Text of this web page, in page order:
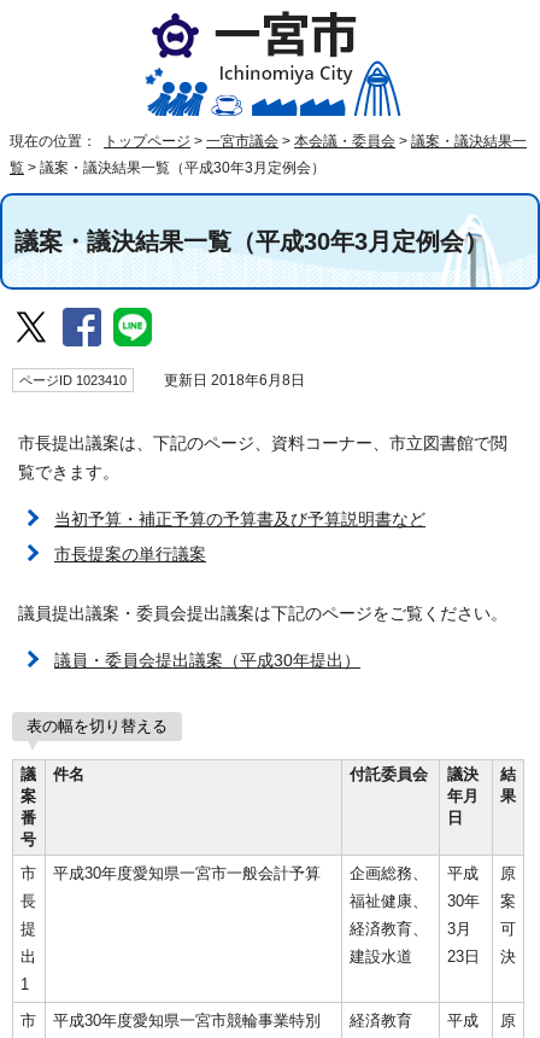
現在の位置： トップページ > 一宮市議会 > 本会議・委員会 > 議案・議決結果一
覧 > 議案・議決結果一覧（平成30年3月定例会）
議案・議決結果一覧（平成30年3月定例会）
ページID 1023410 更新日 2018年6月8日
市長提出議案は、下記のページ、資料コーナー、市立図書館で閲
覧できます。
当初予算・補正予算の予算書及び予算説明書など
市長提案の単行議案
議員提出議案・委員会提出議案は下記のページをご覧ください。
議員・委員会提出議案（平成30年提出）
表の幅を切り替える
議
案
番
号
件名 付託委員会
議決
年月
日
結
果
市
長
提
出
1
平成30年度愛知県一宮市一般会計予算
企画総務、
福祉健康、
経済教育、
建設水道
平成
30年
3月
23日
原
案
可
決
市
平成30年度愛知県一宮市競輪事業特別
経済教育
平成
原